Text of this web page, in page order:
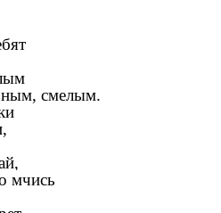
смелым.
мчись